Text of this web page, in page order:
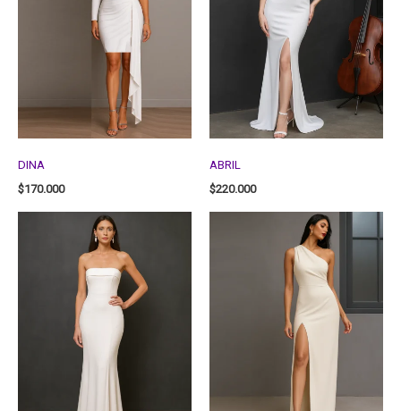
DINA
$170.000
ABRIL
$220.000